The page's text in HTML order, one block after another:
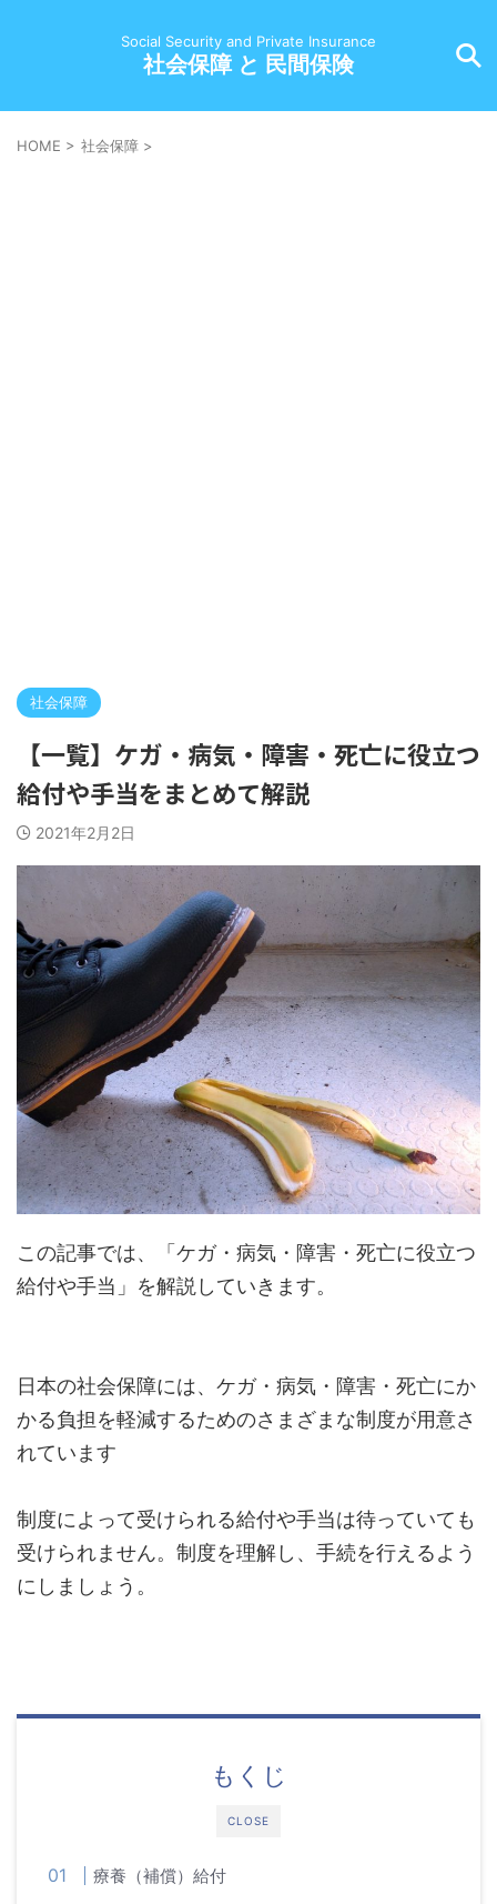
Social Security and Private Insurance
社会保障 と 民間保険
HOME > 社会保障 >
社会保障
【一覧】ケガ・病気・障害・死亡に役立つ
給付や手当をまとめて解説
2021年2月2日
この記事では、「ケガ・病気・障害・死亡に役立つ
給付や手当」を解説していきます。
日本の社会保障には、ケガ・病気・障害・死亡にか
かる負担を軽減するためのさまざまな制度が用意さ
れています
制度によって受けられる給付や手当は待っていても
受けられません。制度を理解し、手続を行えるよう
にしましょう。
CLOSE
もくじ
療養（補償）給付